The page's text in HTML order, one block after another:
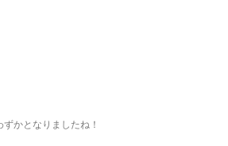
かとなりましたね！